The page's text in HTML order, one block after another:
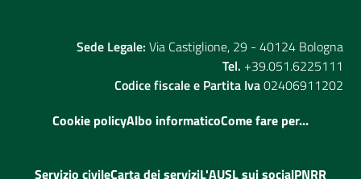
Sede Legale: Via Castiglione, 29 - 40124 Bologna
Tel. +39.051.6225111
Codice fiscale e Partita Iva02406911202
Cookie policyAlbo informaticoCome fare per...
Servizio civileCarta dei serviziL'AUSL sui socialPNRR